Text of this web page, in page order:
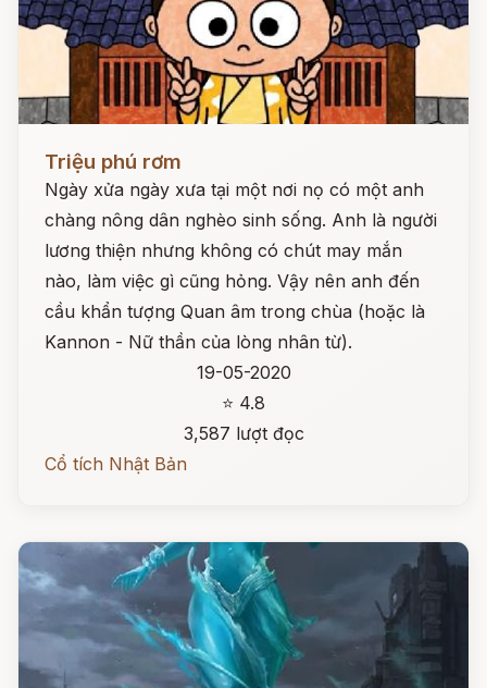
Triệu phú rơm
Ngày xửa ngày xưa tại một nơi nọ có một anh
chàng nông dân nghèo sinh sống. Anh là người
lương thiện nhưng không có chút may mắn
nào, làm việc gì cũng hỏng. Vậy nên anh đến
cầu khẩn tượng Quan âm trong chùa (hoặc là
Kannon - Nữ thần của lòng nhân từ).
19-05-2020
⭐ 4.8
3,587 lượt đọc
Cổ tích Nhật Bản